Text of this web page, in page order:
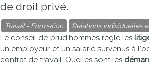
de droit privé.
Travail - Formation Relations individuelles
Le conseil de prud'hommes règle les
un employeur et un salarié survenus à
contrat de travail. Quelles sont les